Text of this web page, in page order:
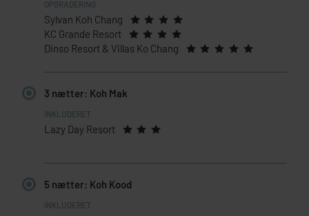
Sylvan Koh Chang
KC Grande Resort
Dinso Resort & Villas Ko Chang
3 nætter: Koh Mak
Lazy Day Resort
5 nætter: Koh Kood